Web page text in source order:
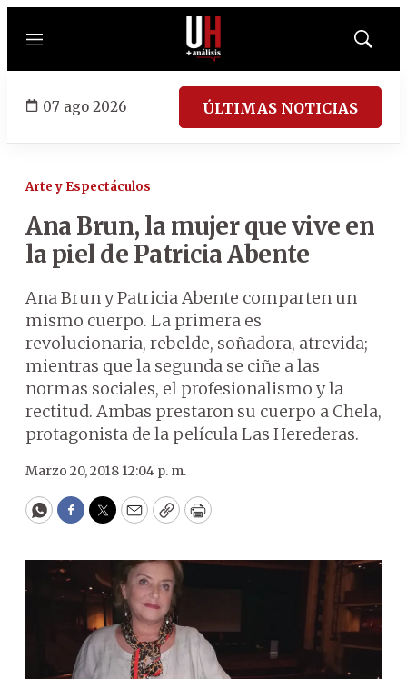
Menú
Mostrar
07 ago 2026 ÚLTIMAS NOTICIAS
Arte y Espectáculos
Ana Brun, la mujer que vive en
la piel de Patricia Abente
Ana Brun y Patricia Abente comparten un
mismo cuerpo. La primera es
revolucionaria, rebelde, soñadora, atrevida;
mientras que la segunda se ciñe a las
normas sociales, el profesionalismo y la
rectitud. Ambas prestaron su cuerpo a Chela,
protagonista de la película Las Herederas.
Marzo 20, 2018 12:04 p. m.
WhatsApp
Facebook
Twitter
EmailCopyPrint